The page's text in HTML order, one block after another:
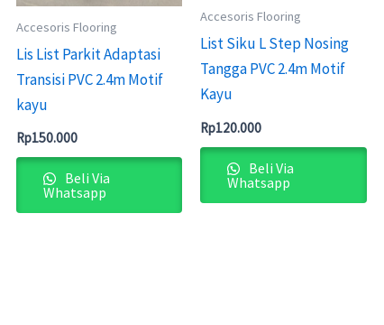
Accesoris Flooring
Lis List Parkit Adaptasi
Transisi PVC 2.4m Motif
kayu
Rp150.000
Beli Via
Whatsapp
Accesoris Flooring
List Siku L Step Nosing
Tangga PVC 2.4m Motif
Kayu
Rp120.000
Beli Via
Whatsapp